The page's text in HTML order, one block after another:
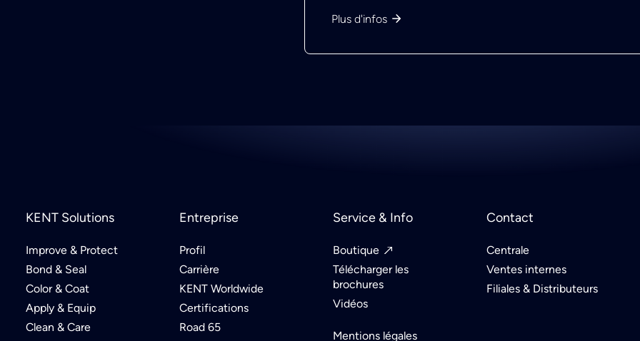
Plus d'infos
KENT Solutions
Improve & Protect
Bond & Seal
Color & Coat
Apply & Equip
Clean & Care
Entreprise
Profil
Carrière
KENT Worldwide
Certifications
Road 65
Service & Info
Boutique
Télécharger les
brochures
Vidéos
Mentions légales
Contact
Centrale
Ventes internes
Filiales & Distributeurs